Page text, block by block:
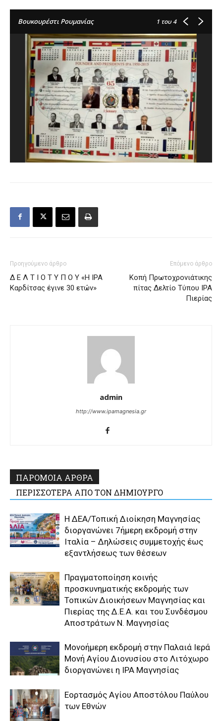
Βουκουρέστι Ρουμανίας 1 του 4
Προηγούμενο άρθρο
Δ Ε Λ Τ Ι Ο Τ Υ Π Ο Υ «H ΙΡΑ
Καρδίτσας έγινε 30 ετών»
Επόμενο άρθρο
Κοπή Πρωτοχρονιάτικης
πίτας Δελτίο Τύπου IPA
Πιερίας
admin
http://www.ipamagnesia.gr
ΠΑΡΟΜΟΙΑ ΑΡΘΡΑ
ΠΕΡΙΣΣΟΤΕΡΑ ΑΠΟ ΤΟΝ ΔΗΜΙΟΥΡΓΟ
Η ΔΕΑ/Τοπική Διοίκηση Μαγνησίας
διοργανώνει 7ήμερη εκδρομή στην
Ιταλία – Δηλώσεις συμμετοχής έως
εξαντλήσεως των θέσεων
Πραγματοποίηση κοινής
προσκυνηματικής εκδρομής των
Τοπικών Διοικήσεων Μαγνησίας και
Πιερίας της Δ.Ε.Α. και του Συνδέσμου
Αποστράτων Ν. Μαγνησίας
Μονοήμερη εκδρομή στην Παλαιά Ιερά
Μονή Αγίου Διονυσίου στο Λιτόχωρο
διοργανώνει η IPA Μαγνησίας
Εορτασμός Αγίου Αποστόλου Παύλου
των Εθνών